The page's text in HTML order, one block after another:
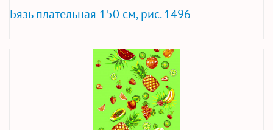
Бязь плательная 150 см, рис. 1496